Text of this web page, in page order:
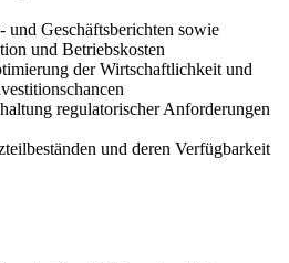
und Geschäftsberichten sowie
und Betriebskosten
der Wirtschaftlichkeit und
regulatorischer Anforderungen
und deren Verfügbarkeit